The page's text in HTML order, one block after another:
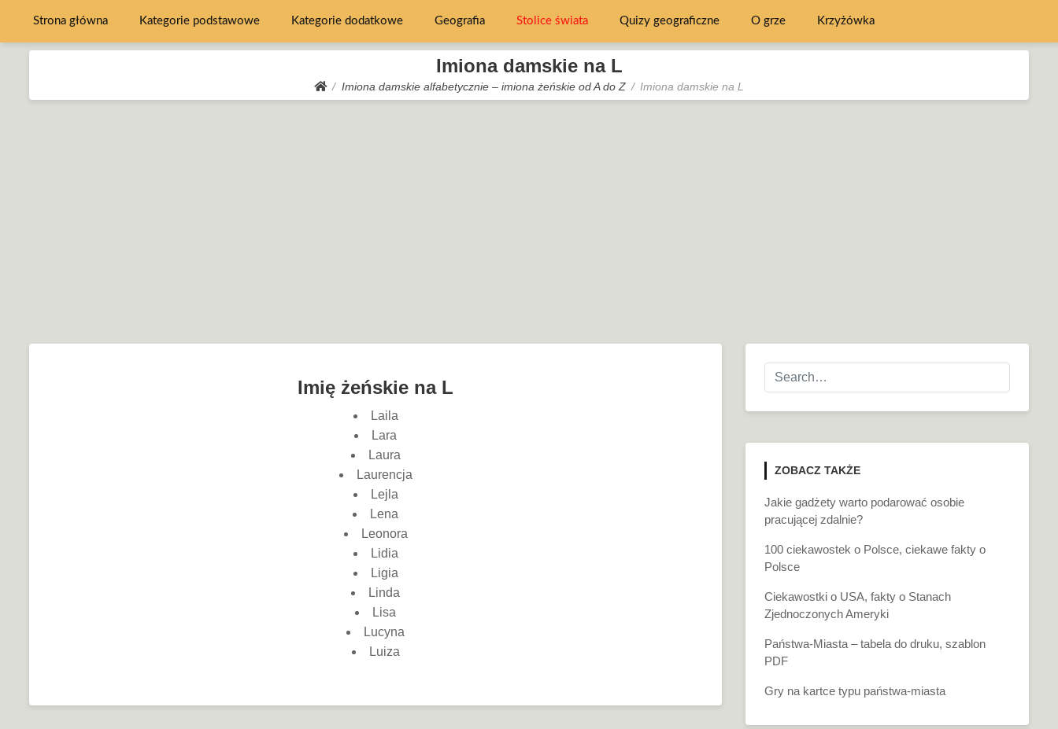
Strona główna Kategorie podstawowe Kategorie dodatkowe Geografia Stolice świata Quizy geograficzne O grze Krzyżówka
Imiona damskie na L
Imiona damskie alfabetycznie – imiona żeńskie od A do Z Imiona damskie na L
Imię żeńskie na L
Laila
Lara
Laura
Laurencja
Lejla
Lena
Leonora
Lidia
Ligia
Linda
Lisa
Lucyna
Luiza
ZOBACZ TAKŻE
Jakie gadżety warto podarować osobie
pracującej zdalnie?
100 ciekawostek o Polsce, ciekawe fakty o
Polsce
Ciekawostki o USA, fakty o Stanach
Zjednoczonych Ameryki
Państwa-Miasta – tabela do druku, szablon
PDF
Gry na kartce typu państwa-miasta